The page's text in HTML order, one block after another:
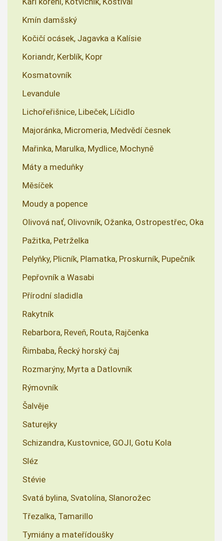
Kmín damšský
Kočičí ocásek, Jagavka a Kalísie
Koriandr, Kerblík, Kopr
Kosmatovník
Levandule
Lichořeřišnice, Libeček, Líčidlo
Majoránka, Micromeria, Medvědí česnek
Mařinka, Marulka, Mydlice, Mochyně
Máty a meduňky
Měsíček
Moudy a popence
Olivová nať, Olivovník, Ožanka, Ostropestřec, Oka
Pažitka, Petrželka
Pelyňky, Plicník, Plamatka, Proskurník, Pupečník
Pepřovník a Wasabi
Přírodní sladidla
Rakytník
Rebarbora, Reveň, Routa, Rajčenka
Řimbaba, Řecký horský čaj
Rozmarýny, Myrta a Datlovník
Rýmovník
Šalvěje
Saturejky
Schizandra, Kustovnice, GOJI, Gotu Kola
Sléz
Stévie
Svatá bylina, Svatolína, Slanorožec
Třezalka, Tamarillo
Tymiány a mateřídoušky